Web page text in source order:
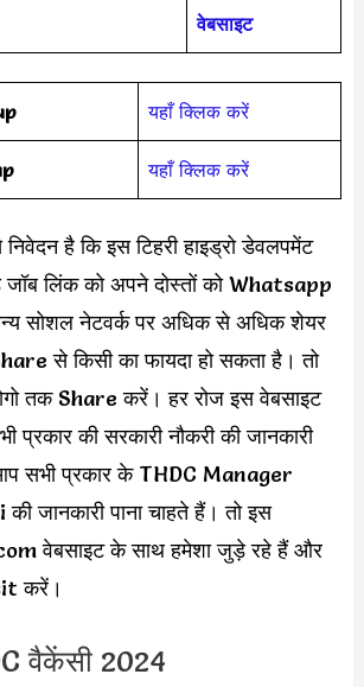
वेबसाइट
यहाँ क्लिक करें
यहाँ क्लिक करें
है कि इस टिहरी हाइड्रो डेवलपमेंट
जॉब लिंक को अपने दोस्तों को Whatsapp
सोशल नेटवर्क पर अधिक से अधिक शेयर
से किसी का फायदा हो सकता है। तो
तक Share करें। हर रोज इस वेबसाइट
प्रकार की सरकारी नौकरी की जानकारी
आप सभी प्रकार के THDC Manager
जानकारी पाना चाहते हैं। तो इस
वेबसाइट के साथ हमेशा जुड़े रहे हैं और
करें।
वैकेंसी 2024